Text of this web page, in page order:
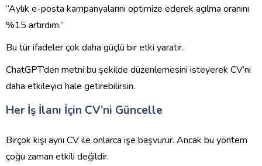
“Aylık e-posta kampanyalarını optimize ederek açılma oranını
%15 artırdım.”
Bu tür ifadeler çok daha güçlü bir etki yaratır.
ChatGPT’den metni bu şekilde düzenlemesini isteyerek CV’ni
daha etkileyici hale getirebilirsin.
Her İş İlanı İçin CV’ni Güncelle
Birçok kişi aynı CV ile onlarca işe başvurur. Ancak bu yöntem
çoğu zaman etkili değildir.